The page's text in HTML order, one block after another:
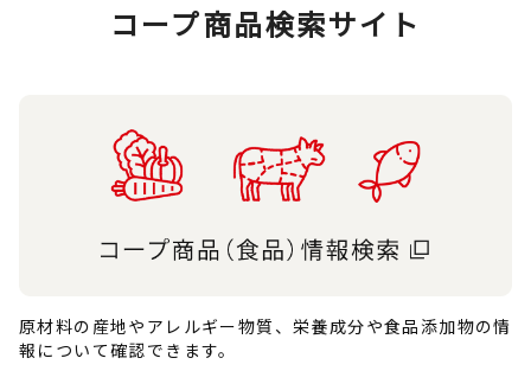
コープ商品検索サイト
原材料の産地やアレルギー物質、栄養成分や食品添加物の情
報について確認できます。